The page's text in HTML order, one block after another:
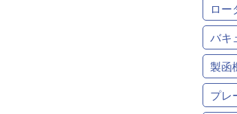
ロー
バキ
製
プレ